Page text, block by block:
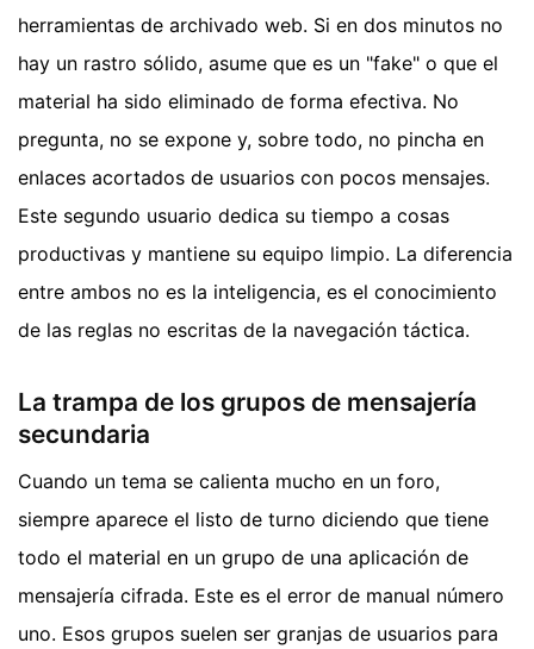
herramientas de archivado web. Si en dos minutos no
hay un rastro sólido, asume que es un "fake" o que el
material ha sido eliminado de forma efectiva. No
pregunta, no se expone y, sobre todo, no pincha en
enlaces acortados de usuarios con pocos mensajes.
Este segundo usuario dedica su tiempo a cosas
productivas y mantiene su equipo limpio. La diferencia
entre ambos no es la inteligencia, es el conocimiento
de las reglas no escritas de la navegación táctica.
La trampa de los grupos de mensajería
secundaria
Cuando un tema se calienta mucho en un foro,
siempre aparece el listo de turno diciendo que tiene
todo el material en un grupo de una aplicación de
mensajería cifrada. Este es el error de manual número
uno. Esos grupos suelen ser granjas de usuarios para